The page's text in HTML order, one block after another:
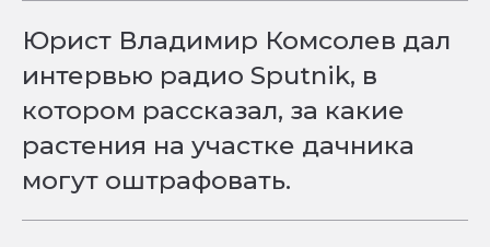
Юрист Владимир Комсолев дал
интервью радио Sputnik, в
котором рассказал, за какие
растения на участке дачника
могут оштрафовать.